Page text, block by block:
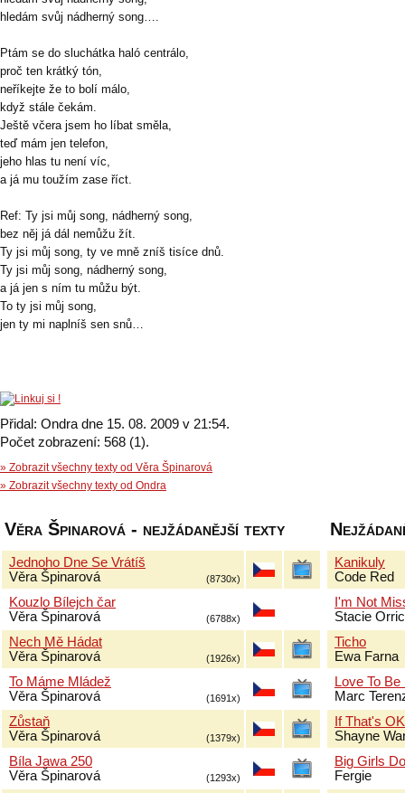
hledám svůj nádherný song….
Ptám se do sluchátka haló centrálo,
proč ten krátký tón,
neříkejte že to bolí málo,
když stále čekám.
Ještě včera jsem ho líbat směla,
teď mám jen telefon,
jeho hlas tu není víc,
a já mu toužím zase říct.
Ref: Ty jsi můj song, nádherný song,
bez něj já dál nemůžu žít.
Ty jsi můj song, ty ve mně zníš tisíce dnů.
Ty jsi můj song, nádherný song,
a já jen s ním tu můžu být.
To ty jsi můj song,
jen ty mi naplníš sen snů…
Přidal: Ondra dne 15. 08. 2009 v 21:54.
Počet zobrazení: 568 (1).
» Zobrazit všechny texty od Věra Špinarová
» Zobrazit všechny texty od Ondra
Věra Špinarová - nejžádanější texty
Jednoho Dne Se Vrátíš
Věra Špinarová
(8730x)
Kouzlo Bílejch čar
Věra Špinarová
(6788x)
Nech Mě Hádat
Věra Špinarová
(1926x)
To Máme Mládež
Věra Špinarová
(1691x)
Zůstaň
Věra Špinarová
(1379x)
Bíla Jawa 250
Věra Špinarová
(1293x)
Kanikuly
Code Red
I'm Not
Stacie
Ticho
Ewa Farna
Love To
Marc
If That's
Shayne
Big Girls
Fergie